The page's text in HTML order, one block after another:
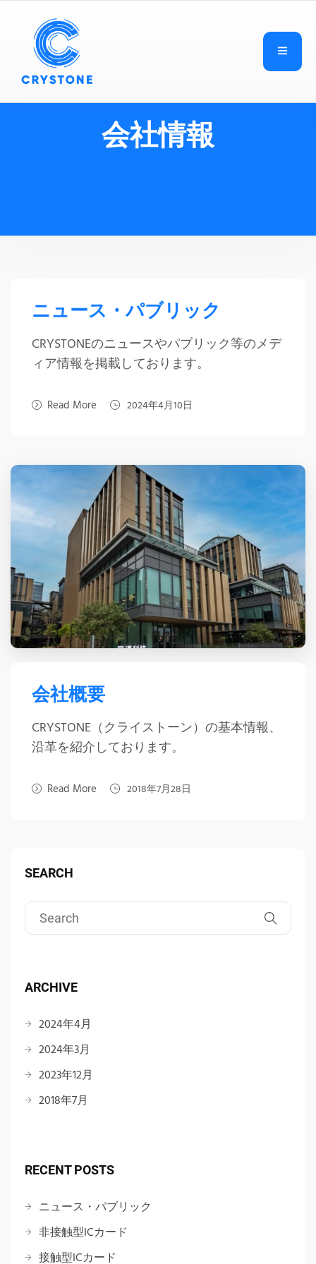
会社情報
ニュース・パブリック
CRYSTONEのニュースやパブリック等のメデ
ィア情報を掲載しております。
Read More 2024年4月10日
会社概要
CRYSTONE（クライストーン）の基本情報、
沿革を紹介しております。
Read More 2018年7月28日
SEARCH
ARCHIVE
2024年4月
2024年3月
2023年12月
2018年7月
RECENT POSTS
ニュース・パブリック
非接触型ICカード
接触型ICカード